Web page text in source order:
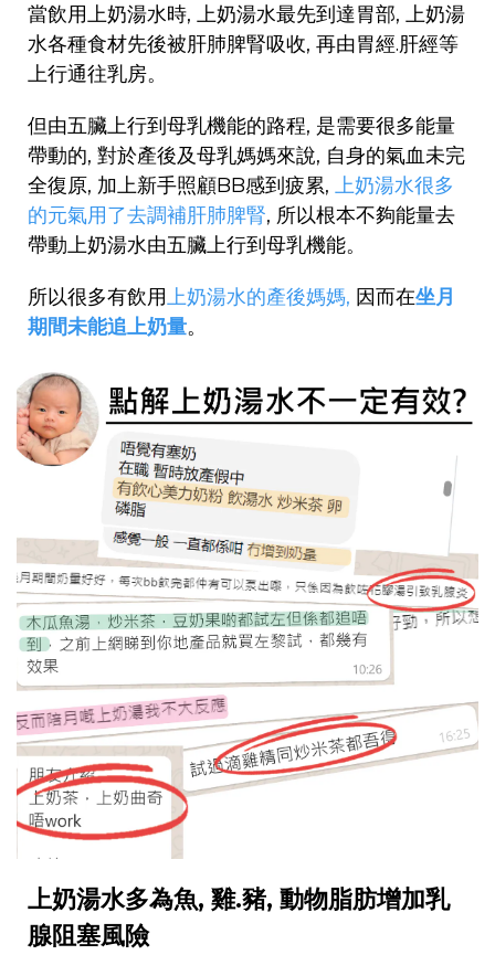
當飲用上奶湯水時, 上奶湯水最先到達胃部, 上奶湯
水各種食材先後被肝肺脾腎吸收, 再由胃經.肝經等
上行通往乳房。
但由五臟上行到母乳機能的路程, 是需要很多能量
帶動的, 對於產後及母乳媽媽來說, 自身的氣血未完
全復原, 加上新手照顧BB感到疲累, 上奶湯水很多
的元氣用了去調補肝肺脾腎, 所以根本不夠能量去
帶動上奶湯水由五臟上行到母乳機能。
所以很多有飲用上奶湯水的產後媽媽, 因而在坐月
期間未能追上奶量。
上奶湯水多為魚, 雞.豬, 動物脂肪增加乳
腺阻塞風險